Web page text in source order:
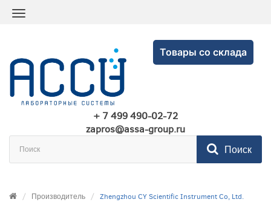
Товары со склада
+ 7 499 490-02-72
zapros@assa-group.ru
Поиск
Производитель Zhengzhou CY Scientific Instrument Co, Ltd.